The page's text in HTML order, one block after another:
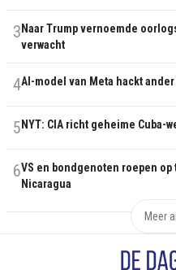
3 Naar Trump vernoemde
verwacht
4AI-model van Meta hackt
5 NYT: CIA richt geheime Cuba-
6VS en bondgenoten roepen
Nicaragua
Meer